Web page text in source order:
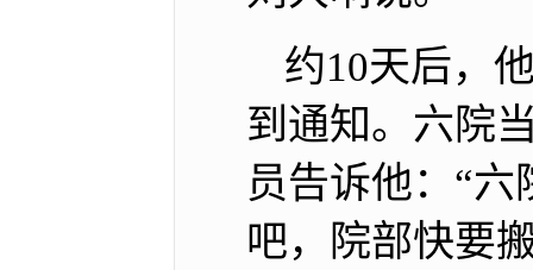
约10天后，
到通知。六院
员告诉他：“
吧，院部快要